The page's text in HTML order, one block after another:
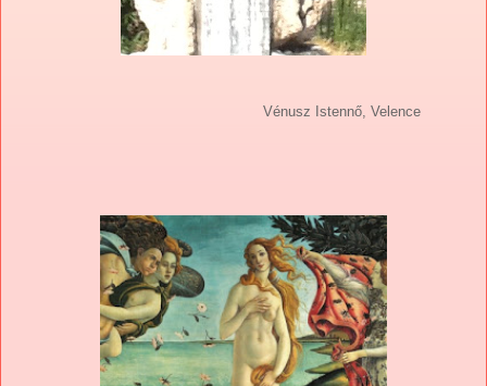
Vénusz Istennő, Velence